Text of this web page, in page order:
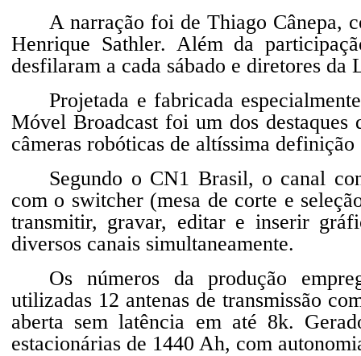
A narração foi de Thiago Cânepa,
Henrique Sathler. Além da
desfilaram a cada sábado e diretores da
Projetada e fabricada
Móvel Broadcast foi um dos destaques
câmeras robóticas de altíssima
Segundo o CN1 Brasil, o canal
com o switcher (mesa de corte e
transmitir, gravar, editar e inserir
diversos canais simultaneamente.
Os números da produção
utilizadas 12 antenas de transmissão
aberta sem latência em até 8k.
estacionárias de 1440 Ah, com